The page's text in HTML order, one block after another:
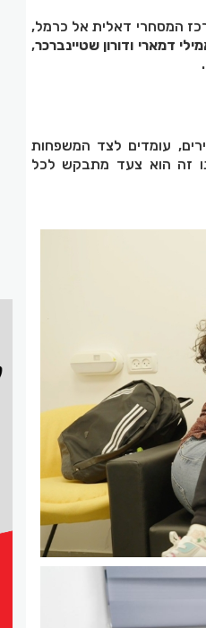
המסחרי דאלית אל כרמל,
דמארי ודורון שטיינברכר,
עומדים לצד המשפחות
זה הוא צעד מתבקש לכל